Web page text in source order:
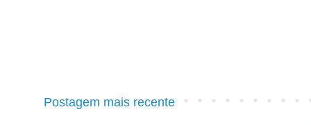
Postagem mais recente